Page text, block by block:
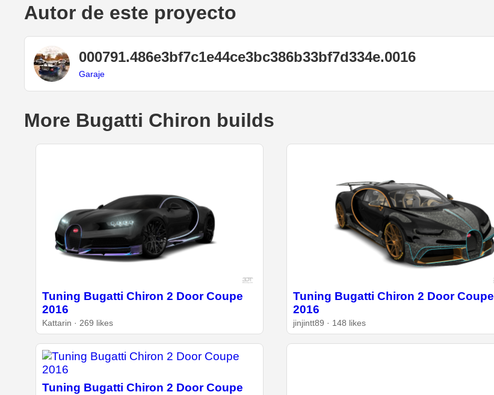
Autor de este proyecto
000791.486e3bf7c1e44ce3bc386b33bf7d334e.0016
Garaje
More Bugatti Chiron builds
Tuning Bugatti Chiron 2 Door Coupe
2016
Kattarin · 269 likes
Tuning Bugatti Chiron 2 Door Coupe
2016
jinjintt89 · 148 likes
Tuning Bugatti Chiron 2 Door Coupe